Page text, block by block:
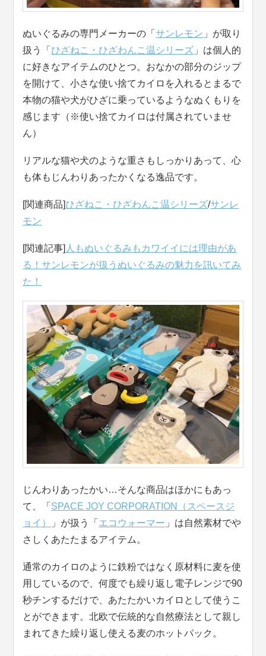
ぬいぐるみの専門メーカーの「サンレモン 」が取り
扱う「 ひざねこ・ひざわんこ温シリーズ 」は個人的
に好きなアイテムのひとつ。おなかの部分のジップ
を開けて、小さな使い捨てカイロを入れるとまるで
本物の猫や犬がひざに乗っているようなぬくもりを
感じます（※使い捨てカイロは付属されていませ
ん）
リアルな猫や犬のような重さもしっかりあって、心
も体もじんわりあったかくなる逸品です。
[関連商品]ひざねこ・ひざわんこ温シリーズ/サンレ
モン
[関連記事] 人もぬいぐるみもカワイイには理由があ
る！サンレモンが扱うぬいぐるみの魅力を訊いてみ
た！
じんわりあったかい…そんな商品はほかにもあっ
て、「 SPACE JOY CORPORATION（スペースジ
ョイ）
」が扱う「 エコウォーマー 」は自然素材でや
さしくあたたまるアイテム。
通常のカイロのように鉄粉ではなく原材料に麦を使
用しているので、何度でも繰り返し電子レンジで90
秒チンするだけで、あたたかいカイロとして使うこ
とができます。北欧で伝統的な自然療法として親し
まれてきた繰り返し使える麦のホットパック。